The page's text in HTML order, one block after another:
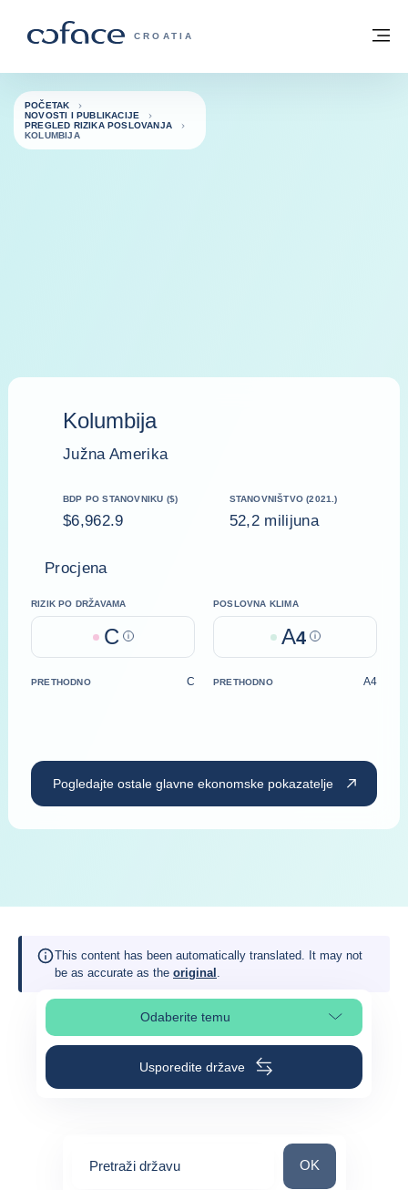
COFACE FOR TRADE - POČETNA
CROATIA
Povratak na početnu stranicu
POČETAK
NOVOSTI I PUBLIKACIJE
PREGLED RIZIKA POSLOVANJA
KOLUMBIJA
Kolumbija
Južna Amerika
BDP PO STANOVNIKU ($)
$6,962.9
STANOVNIŠTVO (2021.)
52,2 milijuna
Procjena
RIZIK PO DRŽAVAMA
C Help
POSLOVNA KLIMA
A4 Help
PRETHODNO C PRETHODNO A4
Pogledajte ostale glavne ekonomske pokazatelje
This content has been automatically translated. It may not
be as accurate as the original .
Odaberite temuOdaberite odjeljak na stranici
Usporedite države
Pretraži državu Pretraži državu
OK